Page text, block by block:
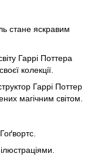
стане яскравим
Гаррі Поттера
колекції.
Гаррі Поттер
магічним світом.